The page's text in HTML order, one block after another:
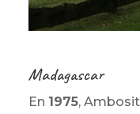
Madagascar
En 1975,